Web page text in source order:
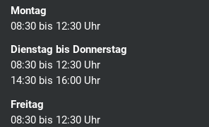
Montag
08:30 bis 12:30 Uhr
Dienstag bis Donnerstag
08:30 bis 12:30 Uhr
14:30 bis 16:00 Uhr
Freitag
08:30 bis 12:30 Uhr